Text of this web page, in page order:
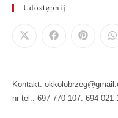
Udostępnij
Kontakt:
nr tel.: 697 770 107: 694 021